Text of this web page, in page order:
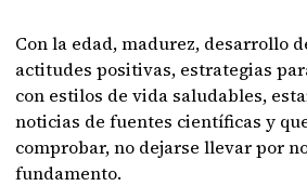
Con la edad, madurez, desarrollo
actitudes positivas, estrategias
con estilos de vida saludables,
noticias de fuentes científicas y
comprobar, no dejarse llevar por
fundamento.